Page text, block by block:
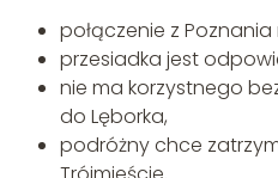
połączenie z
przesiadka jest
nie ma korzystnego
do Lęborka,
podróżny chce